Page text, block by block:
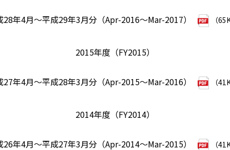
28年4月～平成29年3月分（Apr-2016～Mar-2017） （
2015年度（FY2015）
27年4月～平成28年3月分（Apr-2015～Mar-2016） （
2014年度（FY2014）
26年4月～平成27年3月分（Apr-2014～Mar-2015） （